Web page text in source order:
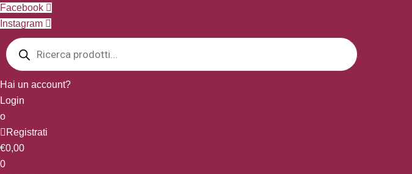
Vai
al
contenuto
Facebook
Instagram
Products
search
Hai un account?
Login
o
Registrati
€0,00
0